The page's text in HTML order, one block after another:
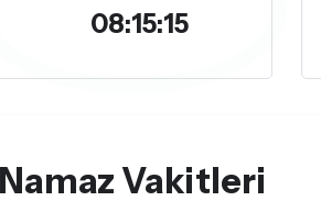
08:15:16
Vakitleri